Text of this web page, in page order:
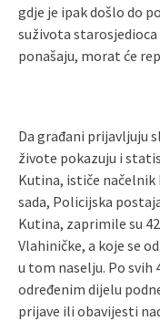
gdje je ipak došlo do
suživota starosjedioca
ponašaju, morat će
Da građani prijavljuju
živote pokazuju i
Kutina, ističe načelnik
sada, Policijska
Kutina, zaprimile su
Vlahiničke, a koje se
u tom naselju. Po svih
određenim dijelu
prijave ili obavijesti